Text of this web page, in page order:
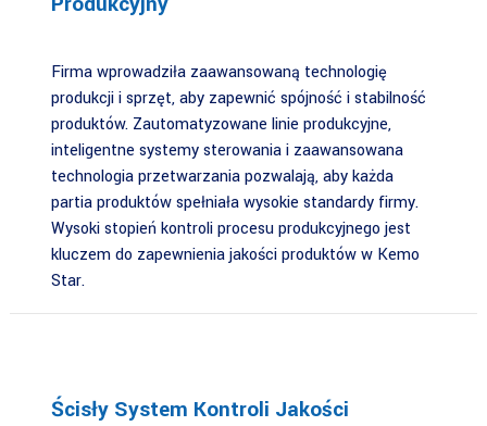
Firma wprowadziła zaawansowaną technologię
produkcji i sprzęt, aby zapewnić spójność i stabilność
produktów. Zautomatyzowane linie produkcyjne,
inteligentne systemy sterowania i zaawansowana
technologia przetwarzania pozwalają, aby każda
partia produktów spełniała wysokie standardy firmy.
Wysoki stopień kontroli procesu produkcyjnego jest
kluczem do zapewnienia jakości produktów w Kemo
Star.
Ścisły System Kontroli Jakości